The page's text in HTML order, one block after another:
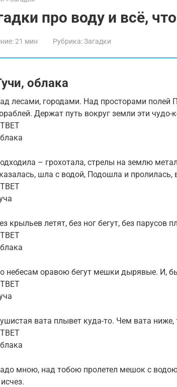
про воду и всё,
21 мин Рубрика:Загадки
облака
лесами, городами. Над просторами
Держат путь вокруг земли эти чудо-
– грохотала, стрелы на землю
шла с водой, Подошла и пролилась,
крыльев летят, без ног бегут, без парусов
небесам оравою бегут мешки дырявые. И,
вата плывет куда-то. Чем вата
мною, над тобою пролетел мешок с